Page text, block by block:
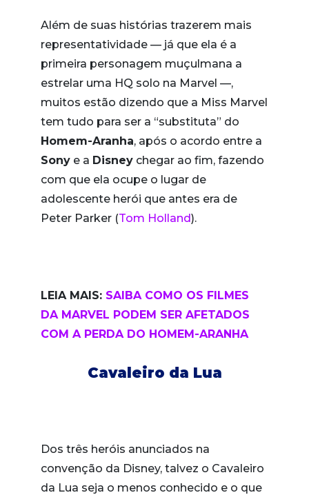
Além de suas histórias trazerem mais
representatividade — já que ela é a
primeira personagem muçulmana a
estrelar uma HQ solo na Marvel —,
muitos estão dizendo que a Miss Marvel
tem tudo para ser a “substituta” do
Homem-Aranha, após o acordo entre a
Sony e a Disney chegar ao fim, fazendo
com que ela ocupe o lugar de
adolescente herói que antes era de
Peter Parker (Tom Holland).
LEIA MAIS: SAIBA COMO OS FILMES
DA MARVEL PODEM SER AFETADOS
COM A PERDA DO HOMEM-ARANHA
Cavaleiro da Lua
Dos três heróis anunciados na
convenção da Disney, talvez o Cavaleiro
da Lua seja o menos conhecido e o que